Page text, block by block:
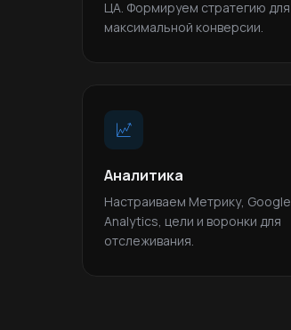
ЦА. Формируем стратегию для
максимальной конверсии.
Аналитика
Настраиваем Метрику, Google
Analytics, цели и воронки для
отслеживания.